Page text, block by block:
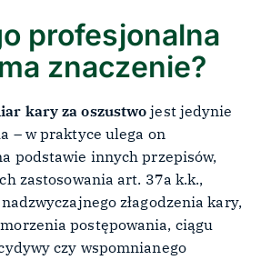
profesjonalna
znaczenie?
kary za oszustwo jest jedynie
– w praktyce ulega on
podstawie innych przepisów,
zastosowania art. 37a k.k.,
złagodzenia kary,
postępowania, ciągu
czy wspomnianego